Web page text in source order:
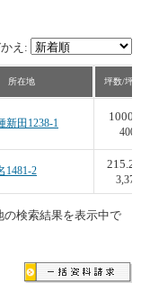
え:
所在地 坪数/坪
新田1238-1
1000
400
1481-2
215.2
3,374
の検索結果を表示中で